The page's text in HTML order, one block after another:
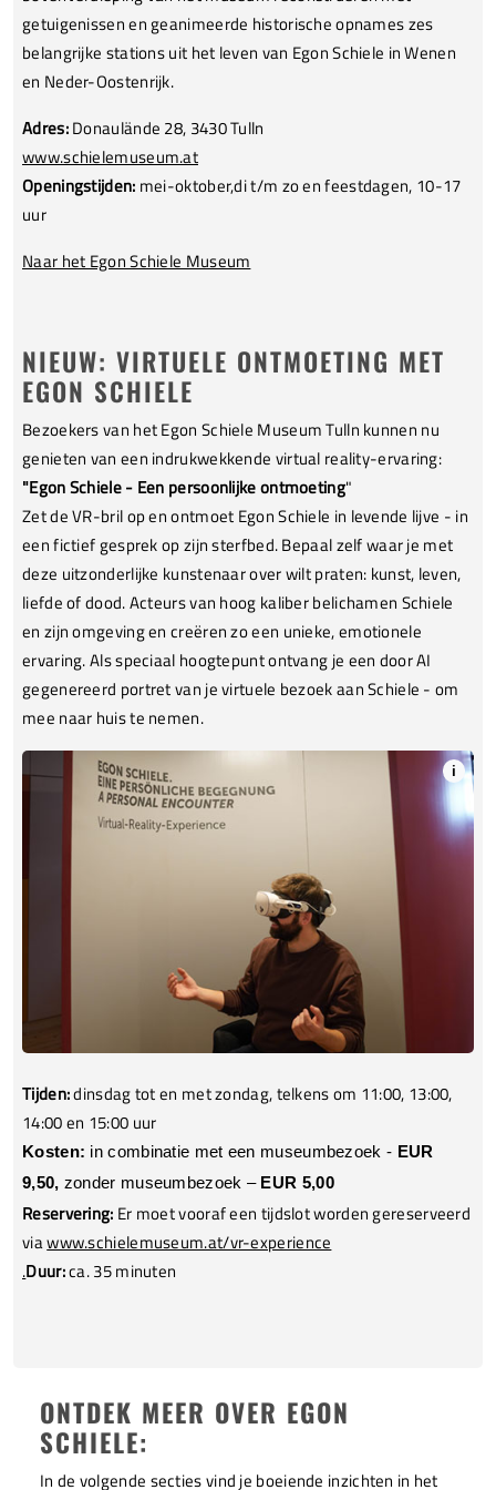
getuigenissen en geanimeerde historische opnames zes
belangrijke stations uit het leven van Egon Schiele in Wenen
en Neder-Oostenrijk.
Adres:Donaulände 28, 3430 Tulln
www.schielemuseum.at
Openingstijden: mei-oktober,di t/m zo en feestdagen, 10-17
uur
Naar het Egon Schiele Museum
i
NIEUW: VIRTUELE ONTMOETING MET
EGON SCHIELE
Bezoekers van het Egon Schiele Museum Tulln kunnen nu
genieten van een indrukwekkende virtual reality-ervaring:
"Egon Schiele - Een persoonlijke ontmoeting"
Zet de VR-bril op en ontmoet Egon Schiele in levende lijve - in
een fictief gesprek op zijn sterfbed. Bepaal zelf waar je met
deze uitzonderlijke kunstenaar over wilt praten: kunst, leven,
liefde of dood. Acteurs van hoog kaliber belichamen Schiele
en zijn omgeving en creëren zo een unieke, emotionele
ervaring. Als speciaal hoogtepunt ontvang je een door AI
gegenereerd portret van je virtuele bezoek aan Schiele - om
mee naar huis te nemen.
Tijden:dinsdag tot en met zondag, telkens om 11:00, 13:00,
14:00 en 15:00 uur
Kosten: in combinatie met een museumbezoek - EUR
9,50, zonder museumbezoek – EUR 5,00
Reservering: Er moet vooraf een tijdslot worden gereserveerd
viawww.schielemuseum.at/vr-experience
.Duur:ca. 35 minuten
ONTDEK MEER OVER EGON
SCHIELE:
In de volgende secties vind je boeiende inzichten in het